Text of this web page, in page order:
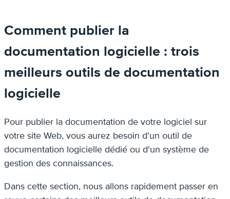
Comment publier la
documentation logicielle : trois
meilleurs outils de documentation
logicielle
Pour publier la documentation de votre logiciel sur
votre site Web, vous aurez besoin d'un outil de
documentation logicielle dédié ou d'un système de
gestion des connaissances.
Dans cette section, nous allons rapidement passer en